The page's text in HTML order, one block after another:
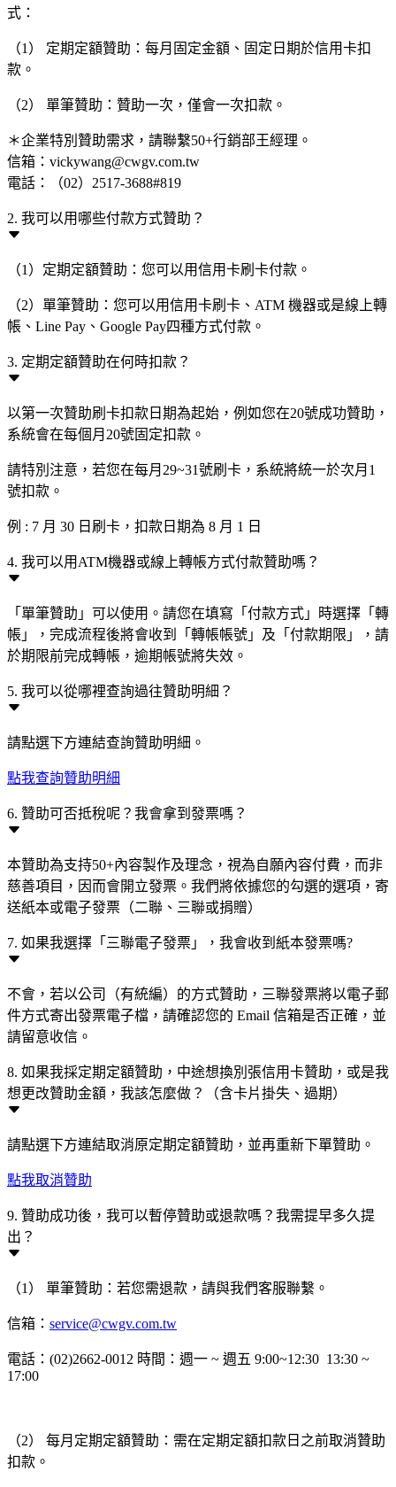
式：
（1） 定期定額贊助：每月固定金額、固定日期於信用卡扣
款。
（2） 單筆贊助：贊助一次，僅會一次扣款。
＊企業特別贊助需求，請聯繫50+行銷部王經理。
信箱：vickywang@cwgv.com.tw
電話：（02）2517-3688#819
2. 我可以用哪些付款方式贊助？
（1）定期定額贊助：您可以用信用卡刷卡付款。
（2）單筆贊助：您可以用信用卡刷卡、ATM 機器或是線上轉
帳、Line Pay、Google Pay四種方式付款。
3. 定期定額贊助在何時扣款？
以第一次贊助刷卡扣款日期為起始，例如您在20號成功贊助，
系統會在每個月20號固定扣款。
請特別注意，若您在每月29~31號刷卡，系統將統一於次月1
號扣款。
例 : 7 月 30 日刷卡，扣款日期為 8 月 1 日
4. 我可以用ATM機器或線上轉帳方式付款贊助嗎？
「單筆贊助」可以使用。請您在填寫「付款方式」時選擇「轉
帳」，完成流程後將會收到「轉帳帳號」及「付款期限」，請
於期限前完成轉帳，逾期帳號將失效。
5. 我可以從哪裡查詢過往贊助明細？
請點選下方連結查詢贊助明細。
點我查詢贊助明細
6. 贊助可否抵稅呢？我會拿到發票嗎？
本贊助為支持50+內容製作及理念，視為自願內容付費，而非
慈善項目，因而會開立發票。我們將依據您的勾選的選項，寄
送紙本或電子發票（二聯、三聯或捐贈）
7. 如果我選擇「三聯電子發票」，我會收到紙本發票嗎?
不會，若以公司（有統編）的方式贊助，三聯發票將以電子郵
件方式寄出發票電子檔，請確認您的 Email 信箱是否正確，並
請留意收信。
8. 如果我採定期定額贊助，中途想換別張信用卡贊助，或是我
想更改贊助金額，我該怎麼做？（含卡片掛失、過期）
請點選下方連結取消原定期定額贊助，並再重新下單贊助。
點我取消贊助
9. 贊助成功後，我可以暫停贊助或退款嗎？我需提早多久提
出？
（1） 單筆贊助：若您需退款，請與我們客服聯繫。
信箱： service@cwgv.com.tw
電話：(02)2662-0012 時間：週一 ~ 週五 9:00~12:30 13:30 ~
17:00
（2） 每月定期定額贊助：需在定期定額扣款日之前取消贊助
扣款。